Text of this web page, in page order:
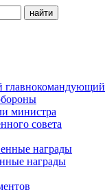
найти
главнокомандующий
министра
совета
награды
награды